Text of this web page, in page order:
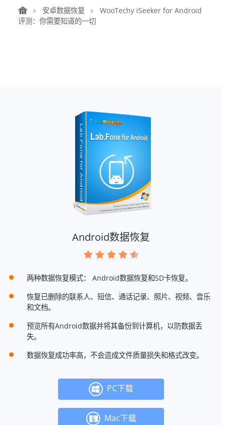
安卓数据恢复
WooTechy iSeeker for Android
评测：你需要知道的一切
Android数据恢复
两种数据恢复模式： Android数据恢复和SD卡恢复。
恢复已删除的联系人、短信、通话记录、照片、视频、音乐
和文档。
预览所有Android数据并将其备份到计算机，以防数据丢
失。
数据恢复成功率高，不会造成文件质量损失和格式改变。
PC下载
Mac下载